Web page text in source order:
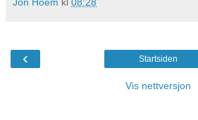
‹ Startsiden
Vis nettversjon